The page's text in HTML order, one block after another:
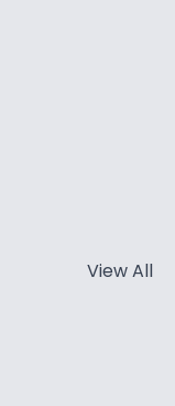
View All